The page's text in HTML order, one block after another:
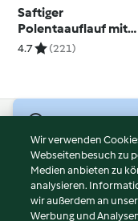
Saftiger
Polentaauflauf mit
Äpfeln (glutenfrei)
4.7 (221)
Nutzungsbedingungen
Datenschutzrichtlinien
Disclaimer
Wir verwenden
Webseitenbesuch zu
Medien anbieten zu
analysieren.
wir außerdem an
Werbung und